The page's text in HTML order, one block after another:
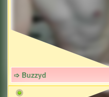
➩ Buzzyd